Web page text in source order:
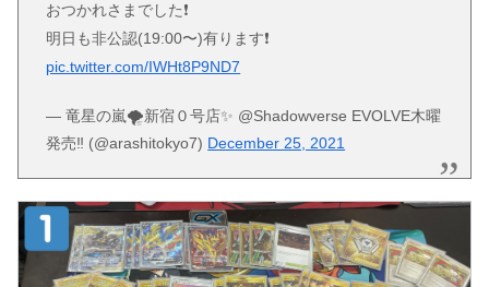
おつかれさまでした❗️
明日も非公認(19:00〜)有ります❗️
pic.twitter.com/IWHt8P9ND7
— 竜星の嵐🌪新宿０号店✨ @Shadowverse EVOLVE木曜
発売‼️ (@arashitokyo7) December 25, 2021